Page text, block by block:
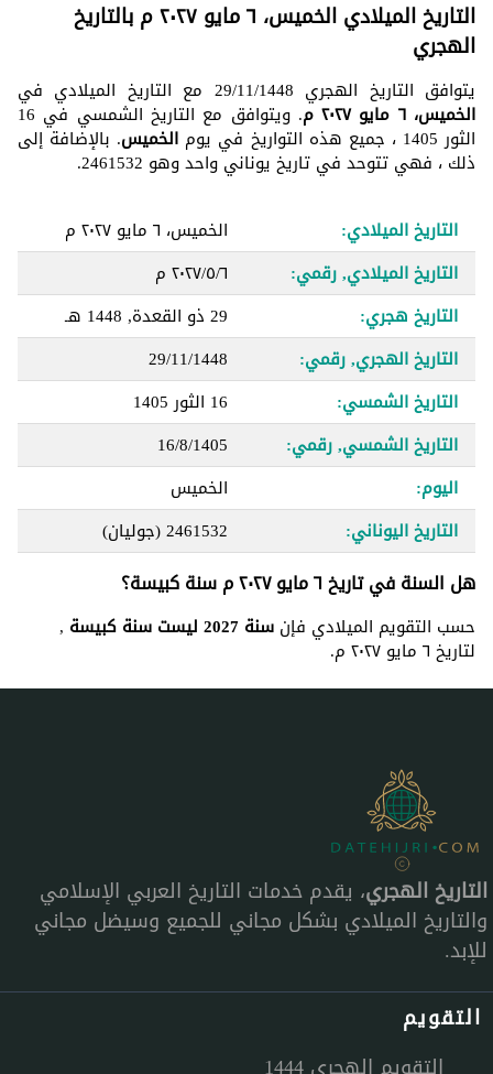
التاريخ الميلادي الخميس، ٦ مايو ٢٠٢٧ م بالتاريخ
الهجري
يتوافق التاريخ الهجري 29/11/1448 مع التاريخ الميلادي في
الخميس، ٦ مايو ٢٠٢٧ م . ويتوافق مع التاريخ الشمسي في 16
الثور 1405 ، جميع هذه التواريخ في يوم الخميس. بالإضافة إلى
ذلك ، فهي تتوحد في تاريخ يوناني واحد وهو 2461532.
التاريخ الميلادي:
الخميس، ٦ مايو ٢٠٢٧ م
التاريخ الميلادي, رقمي:
٦‏/٥‏/٢٠٢٧ م
التاريخ هجري:
29 ذو القعدة, 1448 هـ
التاريخ الهجري, رقمي:
29/11/1448
التاريخ الشمسي:
16 الثور 1405
التاريخ الشمسي, رقمي:
16/8/1405
اليوم:
الخميس
التاريخ اليوناني:
2461532(جوليان)
هل السنة في تاريخ ٦ مايو ٢٠٢٧ م سنة كبيسة؟
حسب التقويم الميلادي فإن سنة 2027 ليست سنة كبيسة ,
لتاريخ ٦ مايو ٢٠٢٧ م.
التاريخ الهجري، يقدم خدمات التاريخ العربي الإسلامي
والتاريخ الميلادي بشكل مجاني للجميع وسيضل مجاني
للإبد.
التقويم